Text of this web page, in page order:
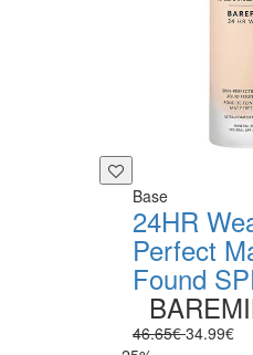
Base
24HR
Perfect
Found
46.65€34.99€